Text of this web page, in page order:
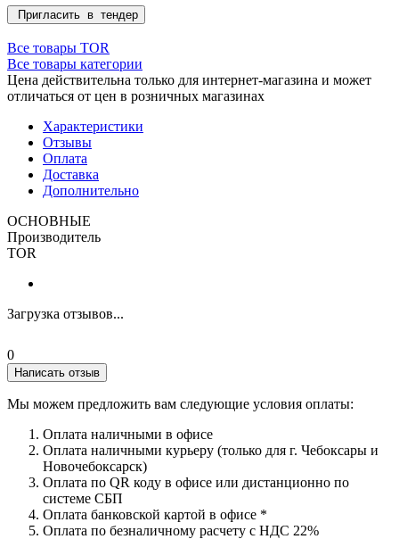
Пригласить в тендер
Все товары TOR
Все товары категории
Цена действительна только для интернет-магазина и может
отличаться от цен в розничных магазинах
Характеристики
Отзывы
Оплата
Доставка
Дополнительно
ОСНОВНЫЕ
Производитель
TOR
Загрузка отзывов...
0
Написать отзыв
Мы можем предложить вам следующие условия оплаты:
Оплата наличными в офисе
Оплата наличными курьеру (только для г. Чебоксары и
Новочебоксарск)
Оплата по QR коду в офисе или дистанционно по
системе СБП
Оплата банковской картой в офисе *
Оплата по безналичному расчету с НДС 22%